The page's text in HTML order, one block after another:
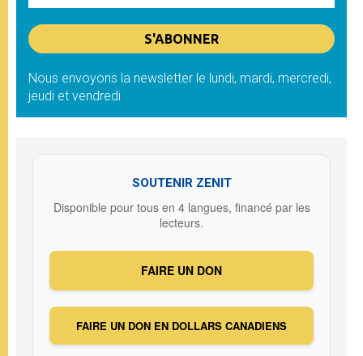
Nous envoyons la newsletter le lundi, mardi, mercredi,
jeudi et vendredi
SOUTENIR ZENIT
Disponible pour tous en 4 langues, financé par les
lecteurs.
FAIRE UN DON
FAIRE UN DON EN DOLLARS CANADIENS